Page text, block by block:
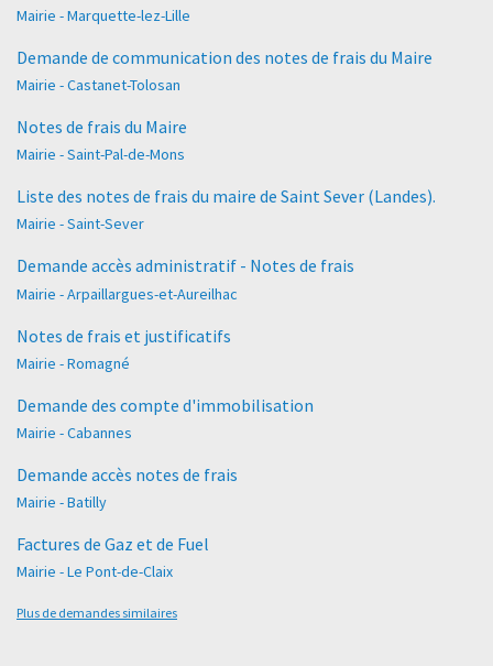
Mairie - Marquette-lez-Lille
Demande de communication des notes de frais du Maire
Mairie - Castanet-Tolosan
Notes de frais du Maire
Mairie - Saint-Pal-de-Mons
Liste des notes de frais du maire de Saint Sever (Landes).
Mairie - Saint-Sever
Demande accès administratif - Notes de frais
Mairie - Arpaillargues-et-Aureilhac
Notes de frais et justificatifs
Mairie - Romagné
Demande des compte d'immobilisation
Mairie - Cabannes
Demande accès notes de frais
Mairie - Batilly
Factures de Gaz et de Fuel
Mairie - Le Pont-de-Claix
Plus de demandes similaires